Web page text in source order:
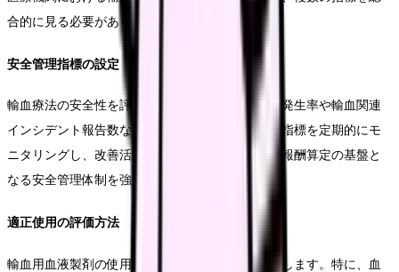
合的に見る必要があります。
安全管理指標の設定
輸血療法の安全性を評価する指標として、副反応発生率や輸血関連
インシデント報告数などを設定します。これらの指標を定期的にモ
ニタリングし、改善活動につなげることで、診療報酬算定の基盤と
なる安全管理体制を強化できます。
適正使用の評価方法
輸血用血液製剤の使用状況を評価する指標を設定します。特に、血